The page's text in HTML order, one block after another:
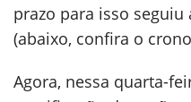
prazo para isso
(abaixo, confira o
Agora, nessa quarta-